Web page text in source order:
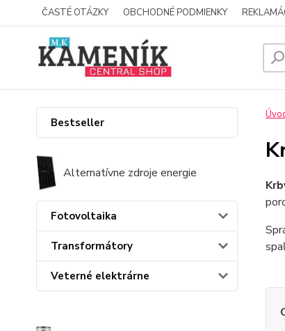
ČASTÉ OTÁZKY OBCHODNÉ PODMIENKY
Bestseller
Alternatívne zdroje energie
Fotovoltaika
Transformátory
Veterné elektrárne